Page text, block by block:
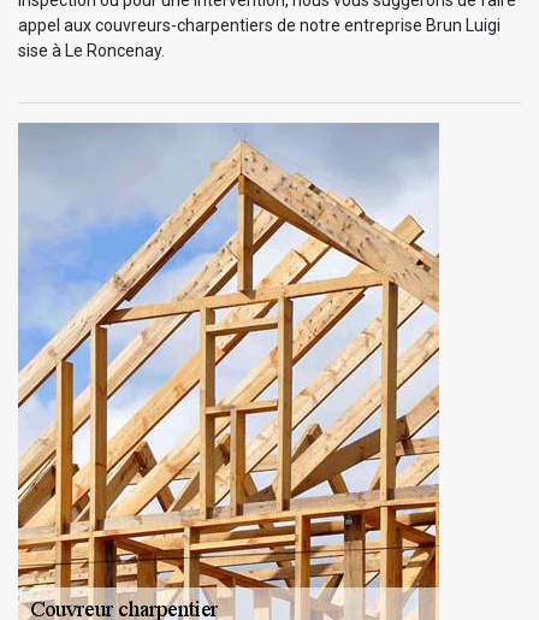
appel aux couvreurs-charpentiers de notre entreprise Brun Luigi
sise à Le Roncenay.